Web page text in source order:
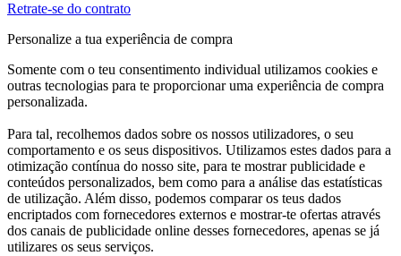
Retrate-se do contrato
Personalize a tua experiência de compra
Somente com o teu consentimento individual utilizamos cookies e
outras tecnologias para te proporcionar uma experiência de compra
personalizada.
Para tal, recolhemos dados sobre os nossos utilizadores, o seu
comportamento e os seus dispositivos. Utilizamos estes dados para a
otimização contínua do nosso site, para te mostrar publicidade e
conteúdos personalizados, bem como para a análise das estatísticas
de utilização. Além disso, podemos comparar os teus dados
encriptados com fornecedores externos e mostrar-te ofertas através
dos canais de publicidade online desses fornecedores, apenas se já
utilizares os seus serviços.